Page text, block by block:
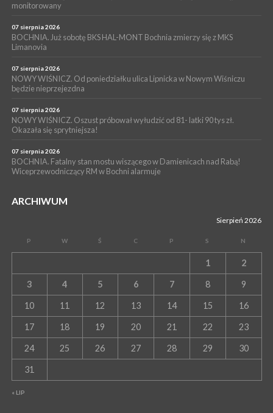
WYDARZENIA
NASZ NEWS. Powstał Komitet Ochrony Ładu
Przestrzennego Miasta Bochnia. To odpowiedź na działania
magistratu
monitorowany
07 sierpnia 2026
BOCHNIA. Już sobotę BKS HAL-MONT Bochnia zmierzy się z MKS
Limanovia
07 sierpnia 2026
NOWY WIŚNICZ. Od poniedziałku ulica Lipnicka w Nowym Wiśniczu
będzie nieprzejezdna
07 sierpnia 2026
NOWY WIŚNICZ. Oszust próbował wyłudzić od 81- latki 90 tys zł.
Okazała się sprytniejsza!
07 sierpnia 2026
BOCHNIA. Fatalny stan mostu wiszącego w Damienicach nad Rabą!
Wiceprzewodniczący RM w Bochni alarmuje
ARCHIWUM
Sierpień 2026
P W Ś C P S N
« LIP
1 2
3 4 5 6 7 8 9
10 11 12 13 14 15 16
17 18 19 20 21 22 23
24 25 26 27 28 29 30
31